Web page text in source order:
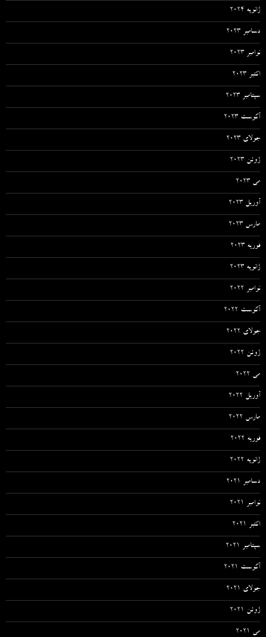
ژانویه 2024
دسامبر 2023
نوامبر 2023
اکتبر 2023
سپتامبر 2023
آگوست 2023
جولای 2023
ژوئن 2023
می 2023
آوریل 2023
مارس 2023
فوریه 2023
ژانویه 2023
نوامبر 2022
آگوست 2022
جولای 2022
ژوئن 2022
می 2022
آوریل 2022
مارس 2022
فوریه 2022
ژانویه 2022
دسامبر 2021
نوامبر 2021
اکتبر 2021
سپتامبر 2021
آگوست 2021
جولای 2021
ژوئن 2021
می 2021